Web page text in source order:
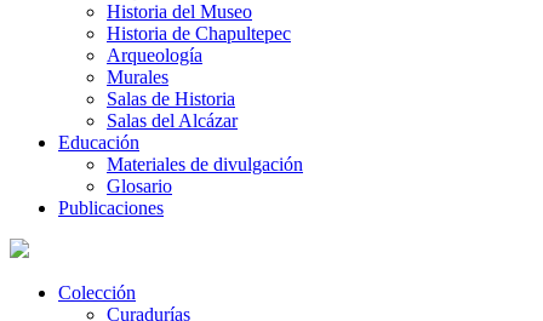
Historia del Museo
Historia de Chapultepec
Arqueología
Murales
Salas de Historia
Salas del Alcázar
Educación
Materiales de divulgación
Glosario
Publicaciones
Colección
Curadurías